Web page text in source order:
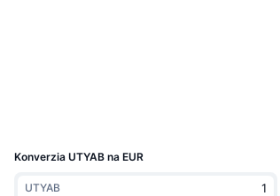
Konverzia UTYAB na EUR
UTYAB